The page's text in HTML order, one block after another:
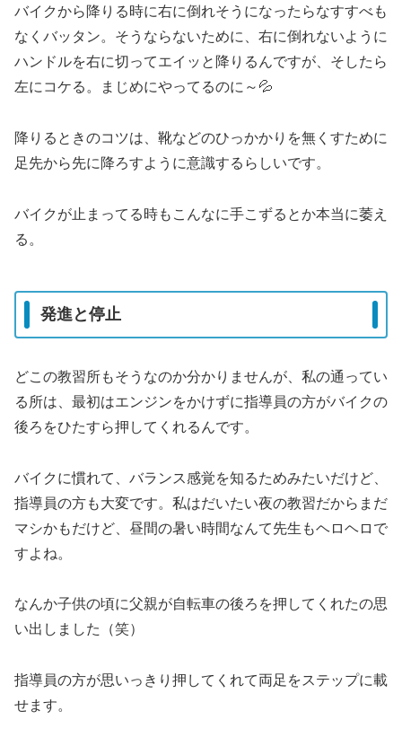
バイクから降りる時に右に倒れそうになったらなすすべも
なくバッタン。そうならないために、右に倒れないように
ハンドルを右に切ってエイッと降りるんですが、そしたら
左にコケる。まじめにやってるのに～💦
降りるときのコツは、靴などのひっかかりを無くすために
足先から先に降ろすように意識するらしいです。
バイクが止まってる時もこんなに手こずるとか本当に萎え
る。
発進と停止
どこの教習所もそうなのか分かりませんが、私の通ってい
る所は、最初はエンジンをかけずに指導員の方がバイクの
後ろをひたすら押してくれるんです。
バイクに慣れて、バランス感覚を知るためみたいだけど、
指導員の方も大変です。私はだいたい夜の教習だからまだ
マシかもだけど、昼間の暑い時間なんて先生もヘロヘロで
すよね。
なんか子供の頃に父親が自転車の後ろを押してくれたの思
い出しました（笑）
指導員の方が思いっきり押してくれて両足をステップに載
せます。